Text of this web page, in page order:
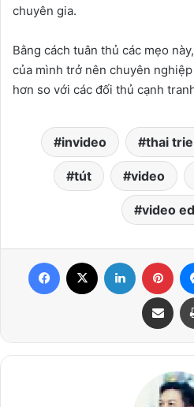
chuyên gia.
Bằng cách tuân thủ các mẹo
của mình trở nên chuyên
hơn so với các đối thủ cạnh
invideo thai
tút video
video
Facebook LinkedIn
Share via